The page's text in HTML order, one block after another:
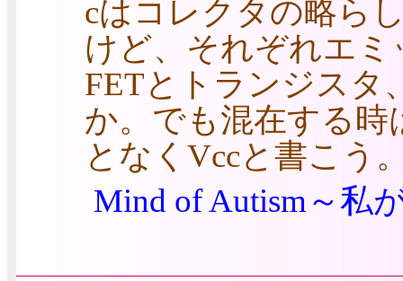
cはコレクタの略ら
けど、それぞれエ
FETとトランジスタ
か。でも混在する
となくVccと書こう
Mind of Autism～私